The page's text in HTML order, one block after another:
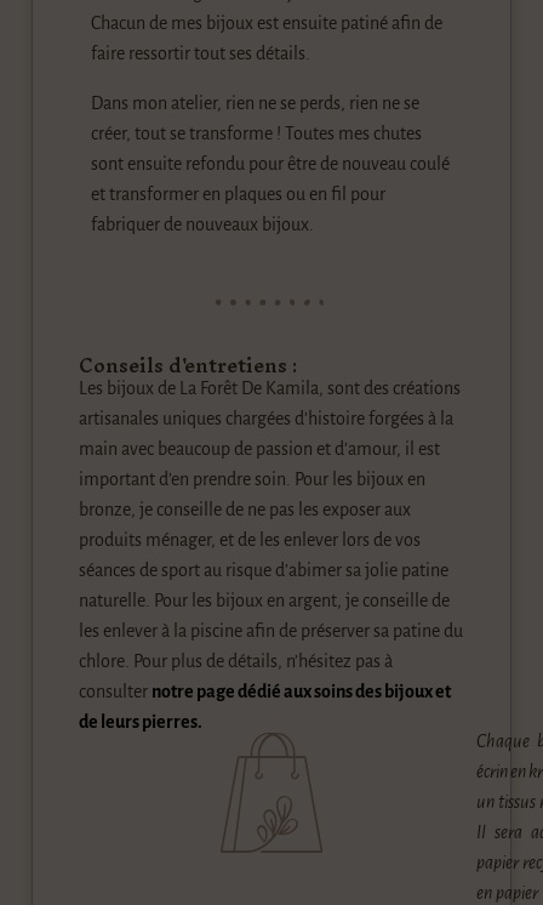
Chacun de mes bijoux est ensuite patiné afin de
faire ressortir tout ses détails.
Dans mon atelier, rien ne se perds, rien ne se
créer, tout se transforme ! Toutes mes chutes
sont ensuite refondu pour être de nouveau coulé
et transformer en plaques ou en fil pour
fabriquer de nouveaux bijoux.
Conseils d'entretiens :
Les bijoux de La Forêt De Kamila, sont des créations
artisanales uniques chargées d’histoire forgées à la
main avec beaucoup de passion et d’amour, il est
important d’en prendre soin. Pour les bijoux en
bronze, je conseille de ne pas les exposer aux
produits ménager, et de les enlever lors de vos
séances de sport au risque d’abimer sa jolie patine
naturelle. Pour les bijoux en argent, je conseille de
les enlever à la piscine afin de préserver sa patine du
chlore. Pour plus de détails, n’hésitez pas à
consulter notre page dédié aux soins des bijoux et
de leurs pierres.
Chaque
écrin en
un tissus
Il sera
papier
en